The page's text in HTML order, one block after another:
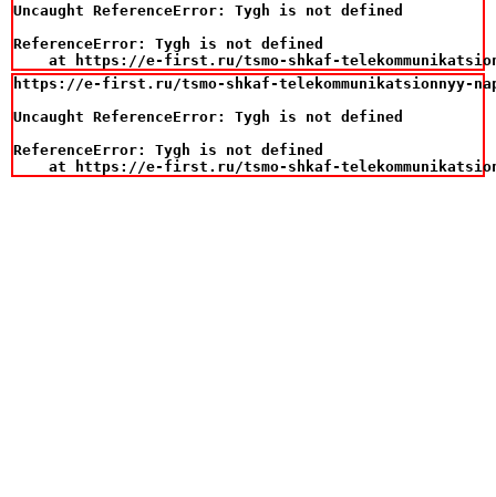
Uncaught ReferenceError: Tygh is not defined
ReferenceError: Tygh is not defined
at https://e-first.ru/tsmo-shkaf-
https://e-first.ru/tsmo-shkaf-telekommunikatsionnyy-
Uncaught ReferenceError: Tygh is not defined
ReferenceError: Tygh is not defined
at https://e-first.ru/tsmo-shkaf-